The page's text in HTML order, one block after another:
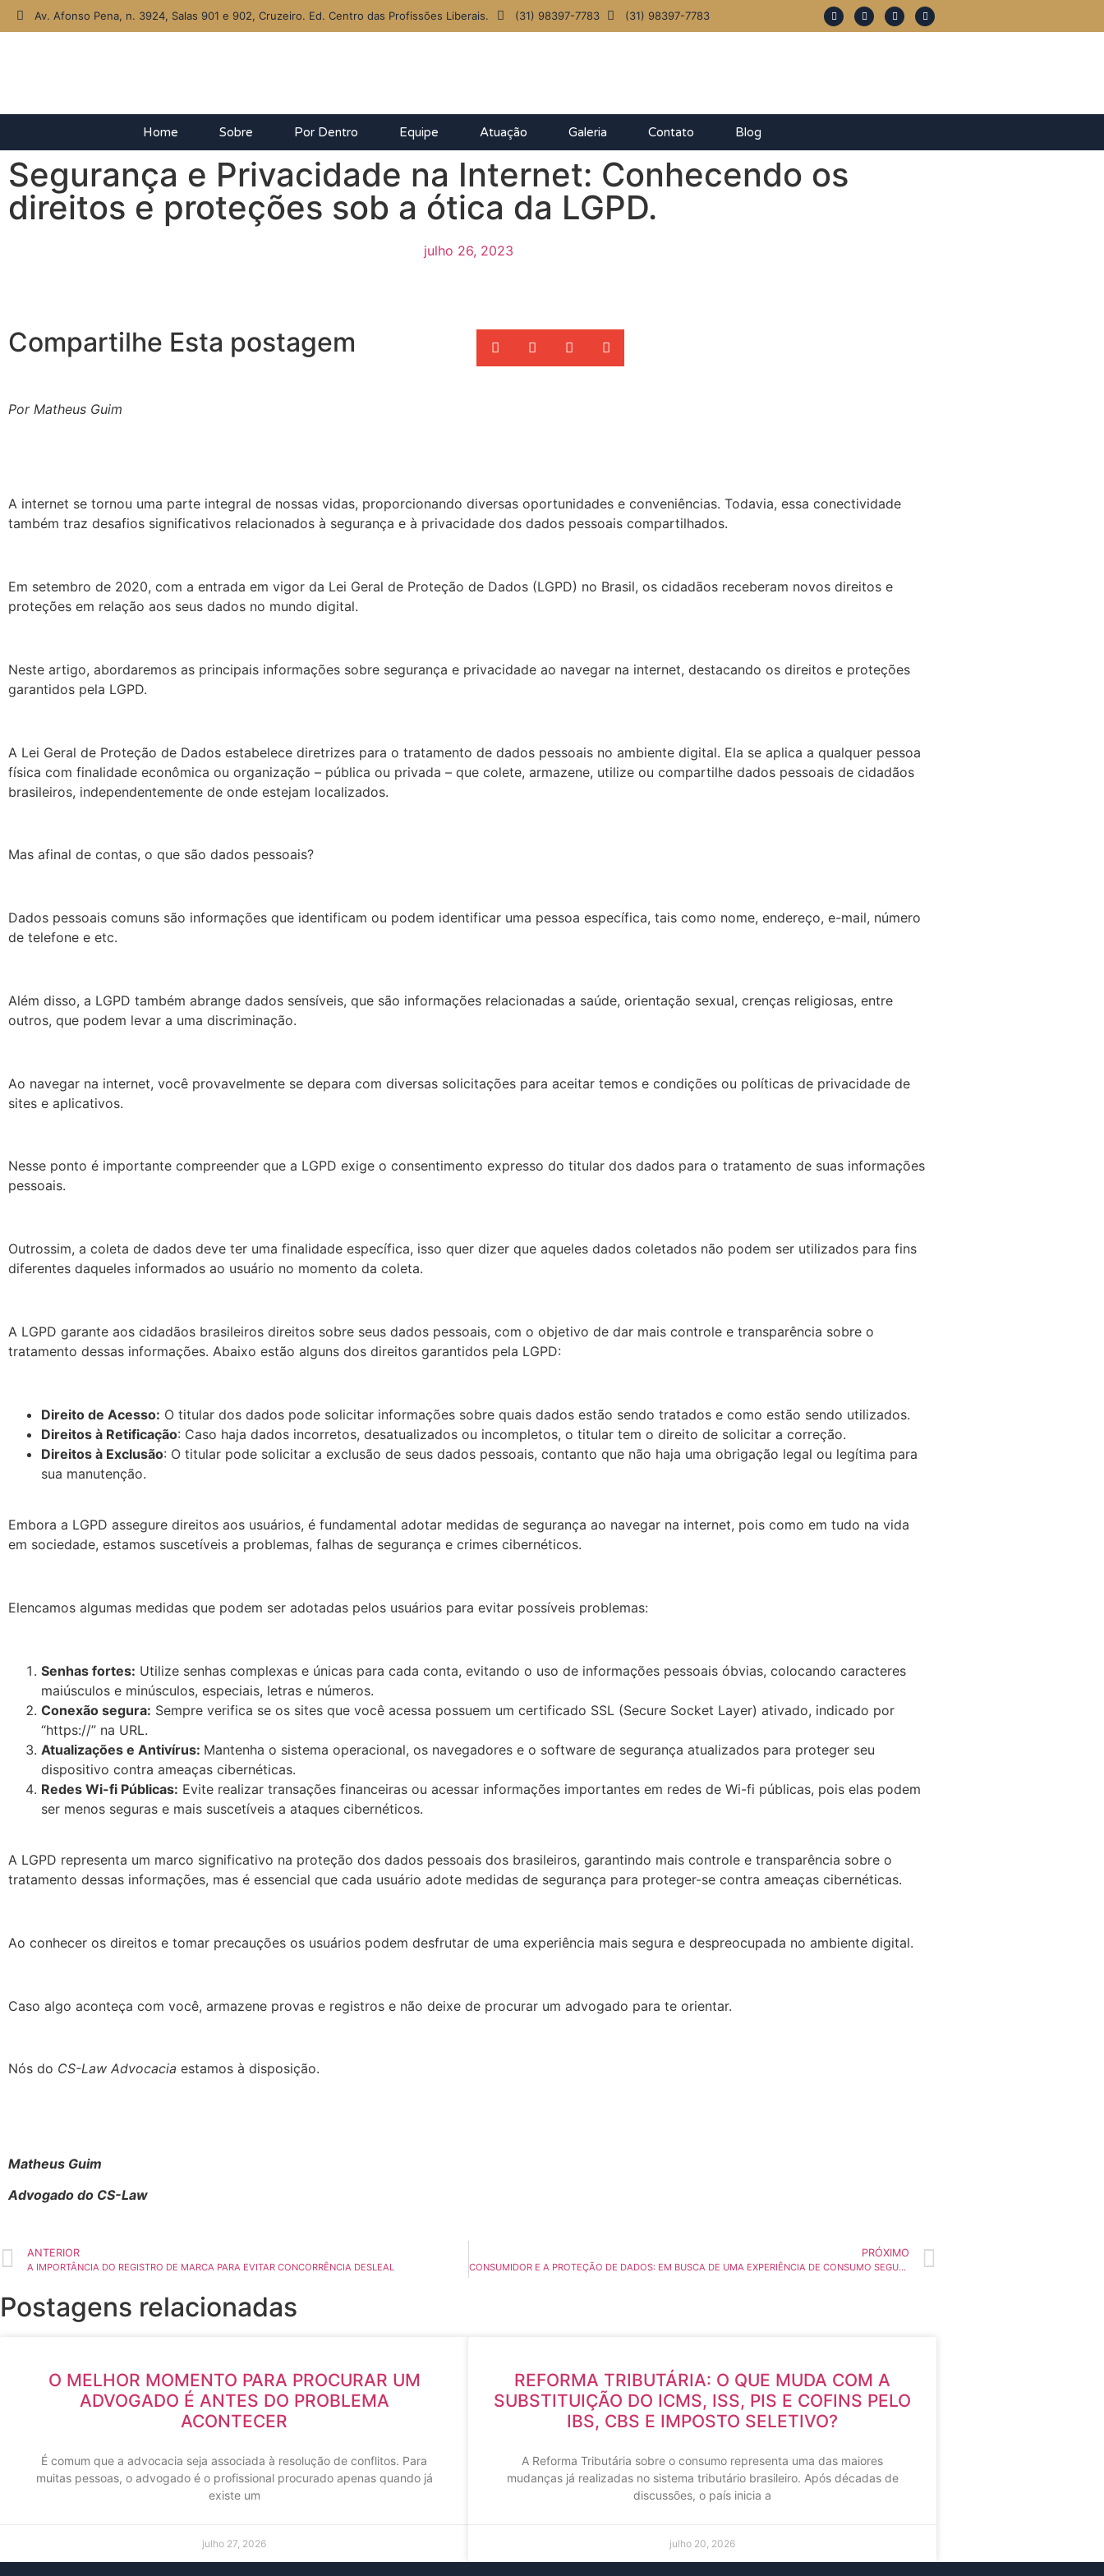
Av. Afonso Pena, n. 3924, Salas 901 e 902, Cruzeiro. Ed. Centro das Profissões Liberais. (31) 98397-7783 (31) 98397-7783
Home Sobre Por Dentro Equipe Atuação Galeria Contato Blog
Segurança e Privacidade na Internet: Conhecendo os
direitos e proteções sob a ótica da LGPD.
julho 26, 2023
Compartilhe Esta postagem
Por Matheus Guim
A internet se tornou uma parte integral de nossas vidas, proporcionando diversas oportunidades e conveniências. Todavia, essa conectividade
também traz desafios significativos relacionados à segurança e à privacidade dos dados pessoais compartilhados.
Em setembro de 2020, com a entrada em vigor da Lei Geral de Proteção de Dados (LGPD) no Brasil, os cidadãos receberam novos direitos e
proteções em relação aos seus dados no mundo digital.
Neste artigo, abordaremos as principais informações sobre segurança e privacidade ao navegar na internet, destacando os direitos e proteções
garantidos pela LGPD.
A Lei Geral de Proteção de Dados estabelece diretrizes para o tratamento de dados pessoais no ambiente digital. Ela se aplica a qualquer pessoa
física com finalidade econômica ou organização – pública ou privada – que colete, armazene, utilize ou compartilhe dados pessoais de cidadãos
brasileiros, independentemente de onde estejam localizados.
Mas afinal de contas, o que são dados pessoais?
Dados pessoais comuns são informações que identificam ou podem identificar uma pessoa específica, tais como nome, endereço, e-mail, número
de telefone e etc.
Além disso, a LGPD também abrange dados sensíveis, que são informações relacionadas a saúde, orientação sexual, crenças religiosas, entre
outros, que podem levar a uma discriminação.
Ao navegar na internet, você provavelmente se depara com diversas solicitações para aceitar temos e condições ou políticas de privacidade de
sites e aplicativos.
Nesse ponto é importante compreender que a LGPD exige o consentimento expresso do titular dos dados para o tratamento de suas informações
pessoais.
Outrossim, a coleta de dados deve ter uma finalidade específica, isso quer dizer que aqueles dados coletados não podem ser utilizados para fins
diferentes daqueles informados ao usuário no momento da coleta.
A LGPD garante aos cidadãos brasileiros direitos sobre seus dados pessoais, com o objetivo de dar mais controle e transparência sobre o
tratamento dessas informações. Abaixo estão alguns dos direitos garantidos pela LGPD:
Direito de Acesso: O titular dos dados pode solicitar informações sobre quais dados estão sendo tratados e como estão sendo utilizados.
Direitos à Retificação: Caso haja dados incorretos, desatualizados ou incompletos, o titular tem o direito de solicitar a correção.
Direitos à Exclusão: O titular pode solicitar a exclusão de seus dados pessoais, contanto que não haja uma obrigação legal ou legítima para
sua manutenção.
Embora a LGPD assegure direitos aos usuários, é fundamental adotar medidas de segurança ao navegar na internet, pois como em tudo na vida
em sociedade, estamos suscetíveis a problemas, falhas de segurança e crimes cibernéticos.
Elencamos algumas medidas que podem ser adotadas pelos usuários para evitar possíveis problemas:
Senhas fortes: Utilize senhas complexas e únicas para cada conta, evitando o uso de informações pessoais óbvias, colocando caracteres
maiúsculos e minúsculos, especiais, letras e números.
Conexão segura: Sempre verifica se os sites que você acessa possuem um certificado SSL (Secure Socket Layer) ativado, indicado por
“https://” na URL.
Atualizações e Antivírus: Mantenha o sistema operacional, os navegadores e o software de segurança atualizados para proteger seu
dispositivo contra ameaças cibernéticas.
Redes Wi-fi Públicas: Evite realizar transações financeiras ou acessar informações importantes em redes de Wi-fi públicas, pois elas podem
ser menos seguras e mais suscetíveis a ataques cibernéticos.
A LGPD representa um marco significativo na proteção dos dados pessoais dos brasileiros, garantindo mais controle e transparência sobre o
tratamento dessas informações, mas é essencial que cada usuário adote medidas de segurança para proteger-se contra ameaças cibernéticas.
Ao conhecer os direitos e tomar precauções os usuários podem desfrutar de uma experiência mais segura e despreocupada no ambiente digital.
Caso algo aconteça com você, armazene provas e registros e não deixe de procurar um advogado para te orientar.
Nós do CS-Law Advocacia estamos à disposição.
Matheus Guim
Advogado do CS-Law
ANTERIOR
A IMPORTÂNCIA DO REGISTRO DE MARCA PARA EVITAR CONCORRÊNCIA DESLEAL
PRÓXIMO
CONSUMIDOR E A PROTEÇÃO DE DADOS: EM BUSCA DE UMA EXPERIÊNCIA DE CONSUMO SEGURA E CONSCIENTE
Postagens relacionadas
O MELHOR MOMENTO PARA PROCURAR UM
ADVOGADO É ANTES DO PROBLEMA
ACONTECER
É comum que a advocacia seja associada à resolução de conflitos. Para
muitas pessoas, o advogado é o profissional procurado apenas quando já
existe um
julho 27, 2026
REFORMA TRIBUTÁRIA: O QUE MUDA COM A
SUBSTITUIÇÃO DO ICMS, ISS, PIS E COFINS PELO
IBS, CBS E IMPOSTO SELETIVO?
A Reforma Tributária sobre o consumo representa uma das maiores
mudanças já realizadas no sistema tributário brasileiro. Após décadas de
discussões, o país inicia a
julho 20, 2026